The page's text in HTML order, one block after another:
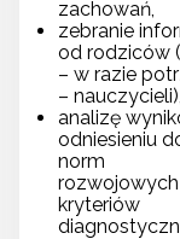
zachowań,
zebranie
od rodziców
– w razie
– nauczycieli),
analizę
odniesieniu
norm
rozwojowych
kryteriów